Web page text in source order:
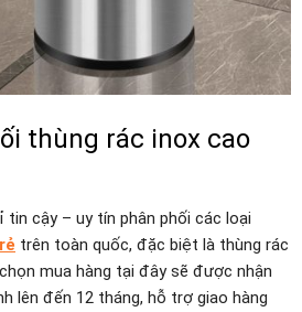
thùng rác inox cao
tin cậy – uy tín phân phối các loại
trên toàn quốc, đặc biệt là thùng rác
mua hàng tại đây sẽ được nhận
lên đến 12 tháng, hỗ trợ giao hàng